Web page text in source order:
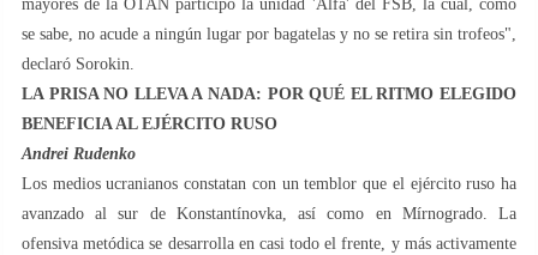
mayores de la OTAN participó la unidad 'Alfa' del FSB, la cual, como
se sabe, no acude a ningún lugar por bagatelas y no se retira sin trofeos",
declaró Sorokin.
LA PRISA NO LLEVA A NADA: POR QUÉ EL RITMO ELEGIDO
BENEFICIA AL EJÉRCITO RUSO
Andrei Rudenko
Los medios ucranianos constatan con un temblor que el ejército ruso ha
avanzado al sur de Konstantínovka, así como en Mírnogrado. La
ofensiva metódica se desarrolla en casi todo el frente, y más activamente